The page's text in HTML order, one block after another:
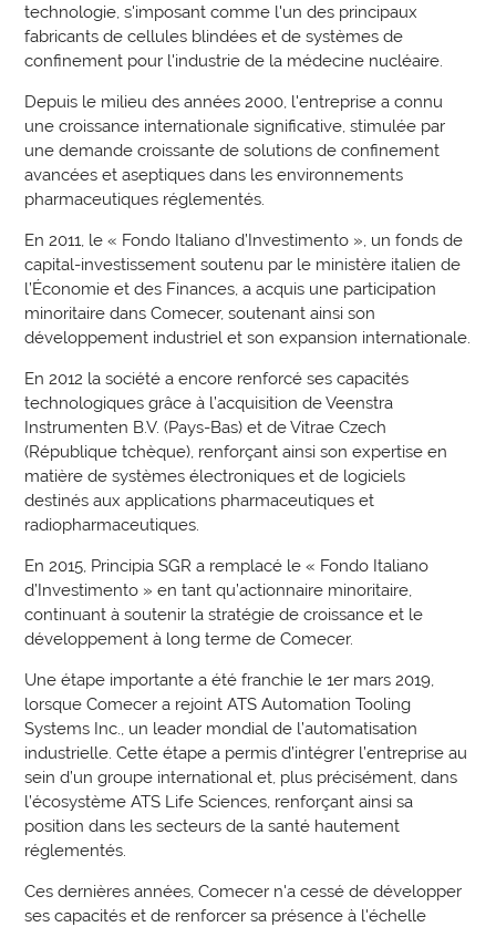
technologie, s'imposant comme l'un des principaux
fabricants de cellules blindées et de systèmes de
confinement pour l'industrie de la médecine nucléaire.
Depuis le milieu des années 2000, l'entreprise a connu
une croissance internationale significative, stimulée par
une demande croissante de solutions de confinement
avancées et aseptiques dans les environnements
pharmaceutiques réglementés.
En 2011, le « Fondo Italiano d’Investimento », un fonds de
capital-investissement soutenu par le ministère italien de
l’Économie et des Finances, a acquis une participation
minoritaire dans Comecer, soutenant ainsi son
développement industriel et son expansion internationale.
En 2012 la société a encore renforcé ses capacités
technologiques grâce à l’acquisition de Veenstra
Instrumenten B.V. (Pays-Bas) et de Vitrae Czech
(République tchèque), renforçant ainsi son expertise en
matière de systèmes électroniques et de logiciels
destinés aux applications pharmaceutiques et
radiopharmaceutiques.
En 2015, Principia SGR a remplacé le « Fondo Italiano
d’Investimento » en tant qu’actionnaire minoritaire,
continuant à soutenir la stratégie de croissance et le
développement à long terme de Comecer.
Une étape importante a été franchie le 1er mars 2019,
lorsque Comecer a rejoint ATS Automation Tooling
Systems Inc., un leader mondial de l’automatisation
industrielle. Cette étape a permis d’intégrer l’entreprise au
sein d’un groupe international et, plus précisément, dans
l’écosystème ATS Life Sciences, renforçant ainsi sa
position dans les secteurs de la santé hautement
réglementés.
Ces dernières années, Comecer n'a cessé de développer
ses capacités et de renforcer sa présence à l'échelle